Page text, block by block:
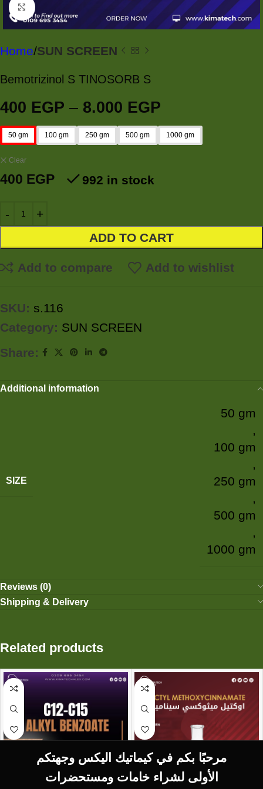
مرحبًا بكم في كيماتيك اليكس وجهتكم
الأولى لشراء خامات ومستحضرات
Click to enlarge
Home SUN SCREEN
Bemotrizinol S TINOSORB S
400 EGP – 8.000 EGP
50 gm 100 gm 250 gm 500 gm 1000 gm
Clear
400 EGP 992 in stock
ADD TO CART
Add to compare Add to wishlist
SKU: s.116
Category: SUN SCREEN
Share:
Additional information
SIZE
50 gm
,
100 gm
,
250 gm
,
500 gm
,
1000 gm
Reviews (0)
Shipping & Delivery
Related products